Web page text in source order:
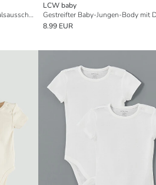
Baby-Mädchen Body mit Rundhalsausschnitt, 3er-Pack mit Druckknöpfen
LCW baby
8.99 EUR